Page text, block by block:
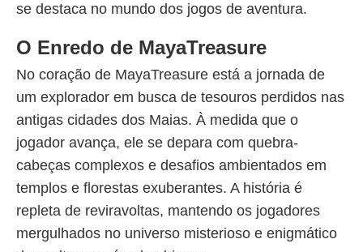
se destaca no mundo dos jogos de aventura.
O Enredo de MayaTreasure
No coração de MayaTreasure está a jornada de
um explorador em busca de tesouros perdidos nas
antigas cidades dos Maias. À medida que o
jogador avança, ele se depara com quebra-
cabeças complexos e desafios ambientados em
templos e florestas exuberantes. A história é
repleta de reviravoltas, mantendo os jogadores
mergulhados no universo misterioso e enigmático